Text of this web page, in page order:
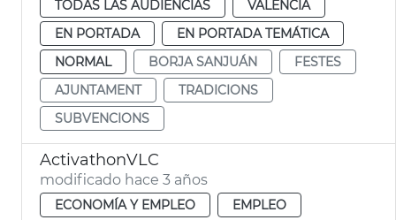
TODAS LAS AUDIENCIAS
VALENCIA
EN PORTADA
EN PORTADA TEMÁTICA
NORMAL
BORJA SANJUÁN
FESTES
AJUNTAMENT
TRADICIONS
SUBVENCIONS
ActivathonVLC
modificado hace 3 años
ECONOMÍA Y EMPLEO EMPLEO